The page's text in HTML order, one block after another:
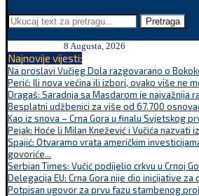
Pretraga
8 Augusta, 2026
Najnovije vijesti:
Na proslavi Vučjeg Dola razgovarano o
Perić: Ili nova većina ili izbori, ovako više ne
Dragaš: Saradnja sa Masdarom je najvažnija
Besplatni udžbenici za više od 67.700
Kao iz snova – Crna Gora u finalu Svjetskog
Pejak: Hoće li Milan Knežević i Vučića nazvati
Spajić: Otvaramo vrata američkim
govoriće...
Serbian Times: Vučić podijelio crkvu u Crnoj
Delegacija EU: Crna Gora nije dio inicijative za
Potpisan ugovor za prvu fazu stambenog